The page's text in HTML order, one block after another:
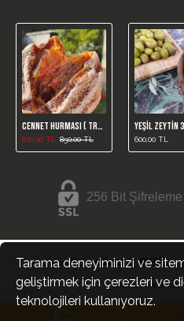
Cennet Hurması ( Trabzon Hurması ) 1kg
620,00 TL 850,00 TL
Yeşil Zeytin
600,00 TL
256 Bit
incirciamca.com © 2025,
Tarama deneyiminizi ve
geliştirmek için çerezleri ve
teknolojileri kullanıyoruz.